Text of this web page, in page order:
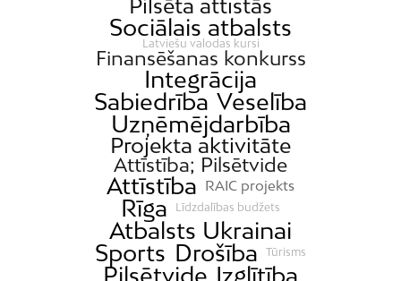
Pilsēta attīstās
Sociālais atbalsts
Latviešu valodas kursi
Finansēšanas konkurss
Integrācija
Sabiedrība Veselība
Uzņēmējdarbība
Projekta aktivitāte
Attīstība; Pilsētvide
Attīstība RAIC projekts
Rīga Līdzdalības budžets
Atbalsts Ukrainai
Sports Drošība Tūrisms
Pilsētvide Izglītība